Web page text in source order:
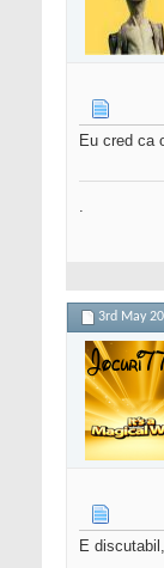
Eu cred ca
.
3rd May
E